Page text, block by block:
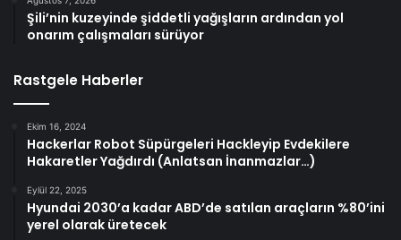
Şili’nin kuzeyinde şiddetli yağışların ardından yol
onarım çalışmaları sürüyor
Rastgele Haberler
Ekim 16, 2024
Hackerlar Robot Süpürgeleri Hackleyip Evdekilere
Hakaretler Yağdırdı (Anlatsan İnanmazlar…)
Eylül 22, 2025
Hyundai 2030’a kadar ABD’de satılan araçların %80’ini
yerel olarak üretecek